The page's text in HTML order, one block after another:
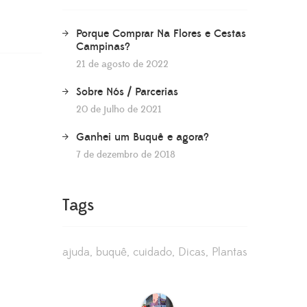
Porque Comprar Na Flores e Cestas
Campinas?
21 de agosto de 2022
Sobre Nós / Parcerias
20 de julho de 2021
Ganhei um Buquê e agora?
7 de dezembro de 2018
Tags
ajuda buquê cuidado Dicas Plantas